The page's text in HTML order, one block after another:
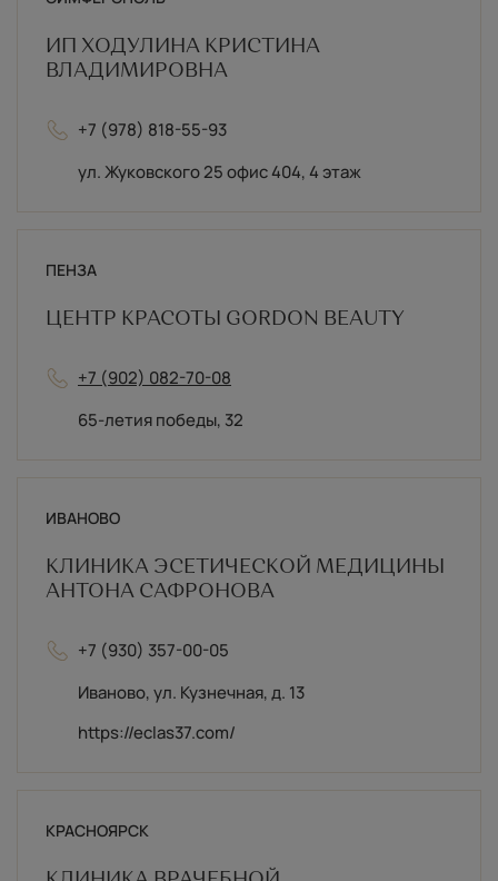
ИП ХОДУЛИНА КРИСТИНА
ВЛАДИМИРОВНА
+7 (978) 818-55-93
ул. Жуковского 25 офис 404, 4 этаж
ПЕНЗА
ЦЕНТР КРАСОТЫ GORDON BEAUTY
+7 (902) 082-70-08
65-летия победы, 32
ИВАНОВО
КЛИНИКА ЭСЕТИЧЕСКОЙ МЕДИЦИНЫ
АНТОНА САФРОНОВА
+7 (930) 357-00-05
Иваново, ул. Кузнечная, д. 13
https://eclas37.com/
КРАСНОЯРСК